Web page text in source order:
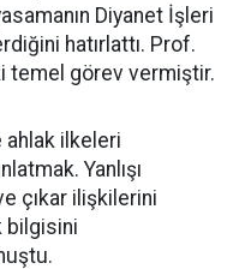
Diyanet İşleri
hatırlattı. Prof.
temel görev vermiştir.
ahlak ilkeleri
Yanlışı
çıkar ilişkilerini
bilgisini